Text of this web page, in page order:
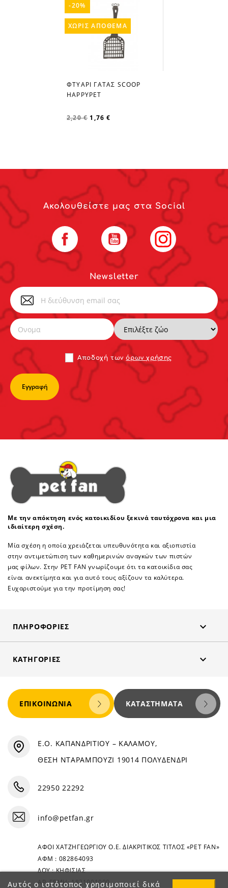
favorite_border
ΦΤΥΑΡΙ ΓΑΤΑΣ SCOOP
HAPPYPET
2,20 € 1,76 €
-20%
ΧΩΡΊΣ ΑΠΌΘΕΜΑ
Newsletter
Αποδoχή τωνόρων χρήσης
Ακολουθείστε μας στα Social
Facebook YouTube Instagram
Με την απόκτηση ενός κατοικιδίου ξεκινά ταυτόχρονα και μια
ιδιαίτερη σχέση.
Μία σχέση η οποία χρειάζεται υπευθυνότητα και αξιοπιστία
στην αντιμετώπιση των καθημερινών αναγκών των πιστών
μας φίλων. Στην PET FAN γνωρίζουμε ότι τα κατοικίδια σας
είναι ανεκτίμητα και για αυτό τους αξίζουν τα καλύτερα.
Ευχαριστούμε για την προτίμηση σας!
ΠΛΗΡΟΦΟΡΊΕΣ 
ΚΑΤΗΓΟΡΊΕΣ 
Αυτός ο ιστότοπος χρησιμοποιεί δικά
ΕΠΙΚΟΙΝΩΝΊΑ ΚΑΤΑΣΤΉΜΑΤΑ
Ε.Ο. ΚΑΠΑΝΔΡΙΤΙΟΥ – ΚΑΛΑΜΟΥ,
ΘΕΣΗ ΝΤΑΡΑΜΠΟΥΖΙ 19014 ΠΟΛΥΔΕΝΔΡΙ
22950 22292
info@petfan.gr
ΑΦΟΙ ΧΑΤΖΗΓΕΩΡΓΙΟΥ Ο.Ε. ΔΙΑΚΡΙΤΙΚΟΣ ΤΙΤΛΟΣ «PET FAN»
ΑΦΜ : 082864093
ΔΟΥ : ΚΗΦΙΣΙΑΣ
ΑΡ. ΓΕΜΗ: 1821901000